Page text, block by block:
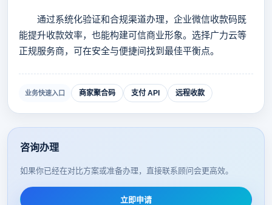
通过系统化验证和合规渠道办理，企业微信收款码既
能提升收款效率，也能构建可信商业形象。选择广力云等
正规服务商，可在安全与便捷间找到最佳平衡点。
业务快速入口 商家聚合码 支付 API 远程收款
咨询办理
如果你已经在对比方案或准备办理，直接联系顾问会更高效。
立即申请